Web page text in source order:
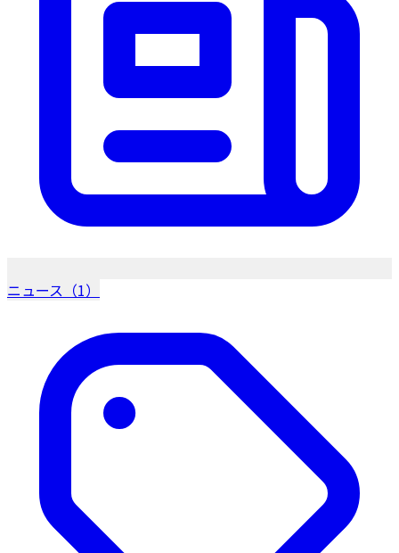
ニュース（1）